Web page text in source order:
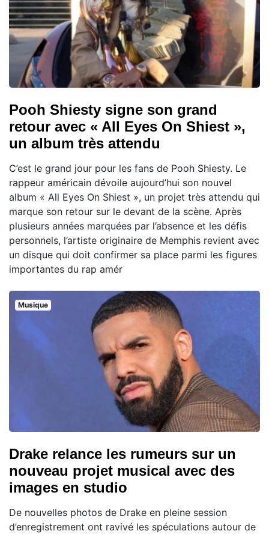
Pooh Shiesty signe son grand
retour avec « All Eyes On Shiest »,
un album très attendu
C’est le grand jour pour les fans de Pooh Shiesty. Le
rappeur américain dévoile aujourd’hui son nouvel
album « All Eyes On Shiest », un projet très attendu qui
marque son retour sur le devant de la scène. Après
plusieurs années marquées par l’absence et les défis
personnels, l’artiste originaire de Memphis revient avec
un disque qui doit confirmer sa place parmi les figures
importantes du rap amér
Musique
Drake relance les rumeurs sur un
nouveau projet musical avec des
images en studio
De nouvelles photos de Drake en pleine session
d’enregistrement ont ravivé les spéculations autour de